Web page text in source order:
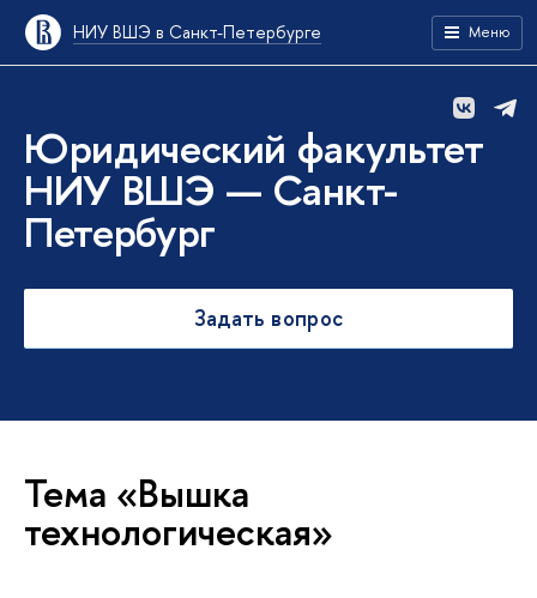
НИУ ВШЭ в Санкт-Петербурге Меню
Юридический факультет
НИУ ВШЭ — Санкт-
Петербург
Задать вопрос
Тема «Вышка
технологическая»